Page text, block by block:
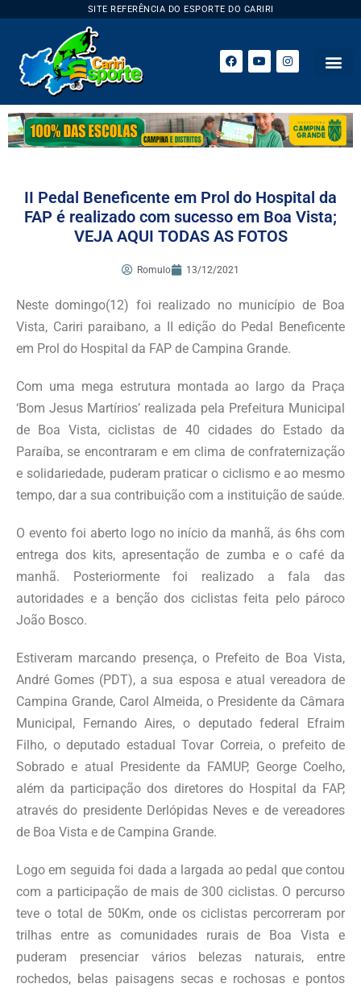
SITE REFERÊNCIA DO ESPORTE DO CARIRI
II Pedal Beneficente em Prol do Hospital da
FAP é realizado com sucesso em Boa Vista;
VEJA AQUI TODAS AS FOTOS
Romulo 13/12/2021
Neste domingo(12) foi realizado no município de Boa
Vista, Cariri paraibano, a II edição do Pedal Beneficente
em Prol do Hospital da FAP de Campina Grande.
Com uma mega estrutura montada ao largo da Praça
‘Bom Jesus Martírios’ realizada pela Prefeitura Municipal
de Boa Vista, ciclistas de 40 cidades do Estado da
Paraíba, se encontraram e em clima de confraternização
e solidariedade, puderam praticar o ciclismo e ao mesmo
tempo, dar a sua contribuição com a instituição de saúde.
O evento foi aberto logo no início da manhã, ás 6hs com
entrega dos kits, apresentação de zumba e o café da
manhã. Posteriormente foi realizado a fala das
autoridades e a benção dos ciclistas feita pelo pároco
João Bosco.
Estiveram marcando presença, o Prefeito de Boa Vista,
André Gomes (PDT), a sua esposa e atual vereadora de
Campina Grande, Carol Almeida, o Presidente da Câmara
Municipal, Fernando Aires, o deputado federal Efraim
Filho, o deputado estadual Tovar Correia, o prefeito de
Sobrado e atual Presidente da FAMUP, George Coelho,
além da participação dos diretores do Hospital da FAP,
através do presidente Derlópidas Neves e de vereadores
de Boa Vista e de Campina Grande.
Logo em seguida foi dada a largada ao pedal que contou
com a participação de mais de 300 ciclistas. O percurso
teve o total de 50Km, onde os ciclistas percorreram por
trilhas entre as comunidades rurais de Boa Vista e
puderam presenciar vários belezas naturais, entre
rochedos, belas paisagens secas e rochosas e pontos